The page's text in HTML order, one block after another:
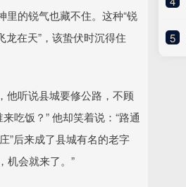
的锐气也藏不住。这种“锐
龙在天”，该蛰伏时沉得住
他听说县城要修公路，不顾
吃饭？” 他却笑着说：“路通
”后来成了县城有名的老字
机会就来了。”
5